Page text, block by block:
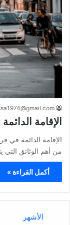
الإقامة الدائمة
من أهم الوثائق
أكمل القراءة »
الأشهر